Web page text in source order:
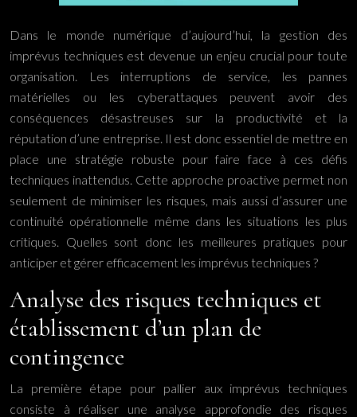
Dans le monde numérique d’aujourd’hui, la gestion des
imprévus techniques est devenue un enjeu crucial pour toute
organisation. Les interruptions de service, les pannes
matérielles ou les cyberattaques peuvent avoir des
conséquences désastreuses sur la productivité et la
réputation d’une entreprise. Il est donc essentiel de mettre en
place une stratégie robuste pour faire face à ces défis
techniques inattendus. Cette approche proactive permet non
seulement de minimiser les risques, mais aussi d’assurer une
continuité opérationnelle même dans les situations les plus
critiques. Quelles sont donc les meilleures pratiques pour
anticiper et gérer efficacement les imprévus techniques ?
Analyse des risques techniques et
établissement d’un plan de
contingence
La première étape pour pallier aux imprévus techniques
consiste à réaliser une analyse approfondie des risques